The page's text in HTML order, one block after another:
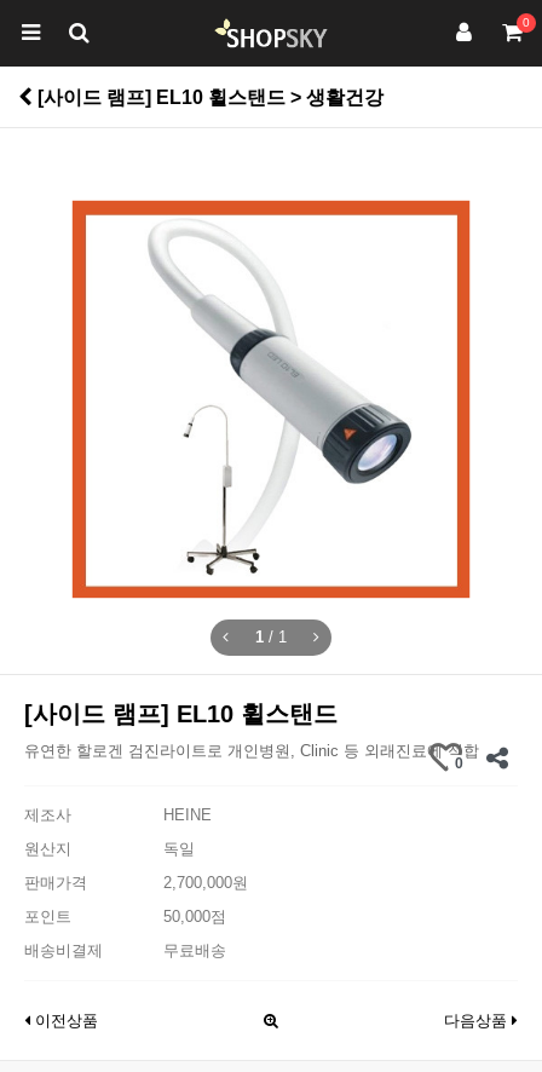
0
[사이드 램프] EL10 휠스탠드 > 생활건강
1 / 1
[사이드 램프] EL10 휠스탠드
유연한 할로겐 검진라이트로 개인병원, Clinic 등 외래진료에 적합
0
제조사
HEINE
원산지
독일
판매가격
2,700,000원
포인트
50,000점
배송비결제
무료배송
이전상품 다음상품